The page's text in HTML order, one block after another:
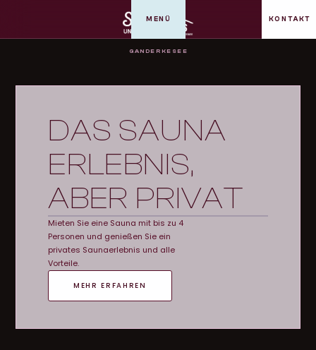
GANDERKESEE
MENÜ KONTAKT
DAS SAUNA
ERLEBNIS,
ABER PRIVAT
Mieten Sie eine Sauna mit bis zu 4
Personen und genießen Sie ein
privates Saunaerlebnis und alle
Vorteile.
MEHR ERFAHREN